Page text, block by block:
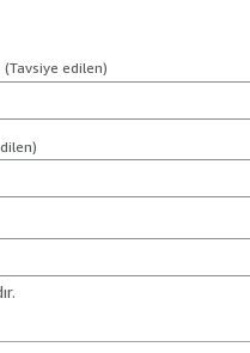
(Tavsiye edilen)